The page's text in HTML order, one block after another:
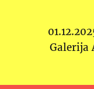
Galerija